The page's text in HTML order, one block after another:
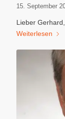
15. September
Lieber
Weiterlesen